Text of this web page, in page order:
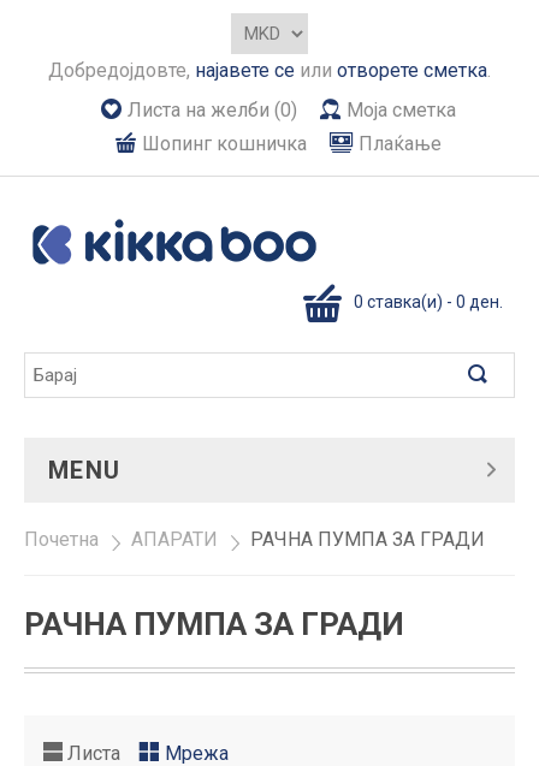
Добредојдовте, најавете се или отворете сметка.
Листа на желби (0)
Моја сметка
Шопинг кошничка
Плаќање
0 ставка(и) - 0 ден.
MENU
Почетна » АПАРАТИ » РАЧНА ПУМПА ЗА ГРАДИ
РАЧНА ПУМПА ЗА ГРАДИ
Листа Мрежа